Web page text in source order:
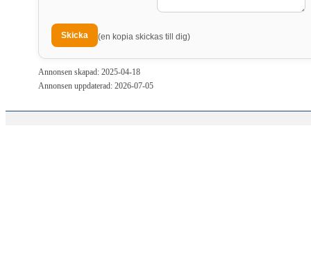
(en kopia skickas till dig)
Annonsen skapad: 2025-04-18
Annonsen uppdaterad: 2026-07-05